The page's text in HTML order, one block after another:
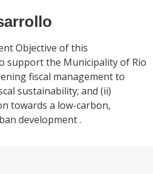
Objective of this
support the Municipality of Rio
fiscal management to
sustainability; and (ii)
towards a low-carbon,
development .